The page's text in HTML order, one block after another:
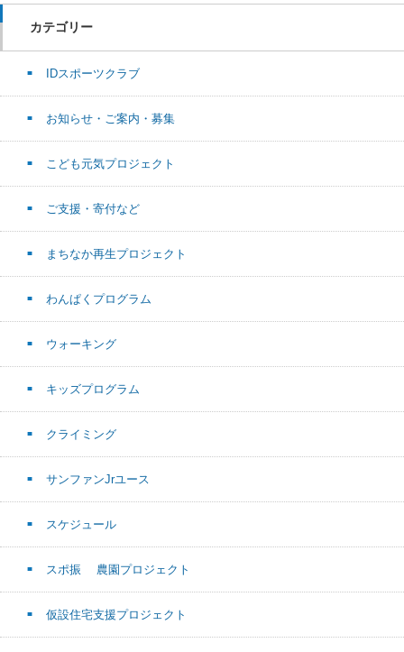
カテゴリー
IDスポーツクラブ
お知らせ・ご案内・募集
こども元気プロジェクト
ご支援・寄付など
まちなか再生プロジェクト
わんぱくプログラム
ウォーキング
キッズプログラム
クライミング
サンファンJrユース
スケジュール
スポ振 農園プロジェクト
仮設住宅支援プロジェクト